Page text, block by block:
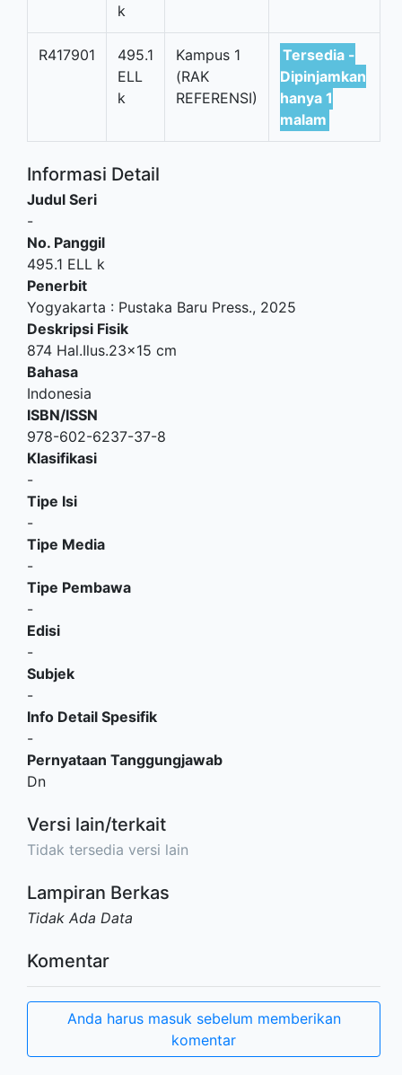
k
R417901
495.1
ELL
k
Kampus 1
(RAK
REFERENSI)
Tersedia -
Dipinjamkan
hanya 1
malam
Informasi Detail
Judul Seri
-
No. Panggil
495.1 ELL k
Penerbit
Yogyakarta : Pustaka Baru Press., 2025
Deskripsi Fisik
874 Hal.Ilus.23x15 cm
Bahasa
Indonesia
ISBN/ISSN
978-602-6237-37-8
Klasifikasi
-
Tipe Isi
-
Tipe Media
-
Tipe Pembawa
-
Edisi
-
Subjek
-
Info Detail Spesifik
-
Pernyataan Tanggungjawab
Dn
Versi lain/terkait
Tidak tersedia versi lain
Lampiran Berkas
Tidak Ada Data
Komentar
Anda harus masuk sebelum memberikan
komentar